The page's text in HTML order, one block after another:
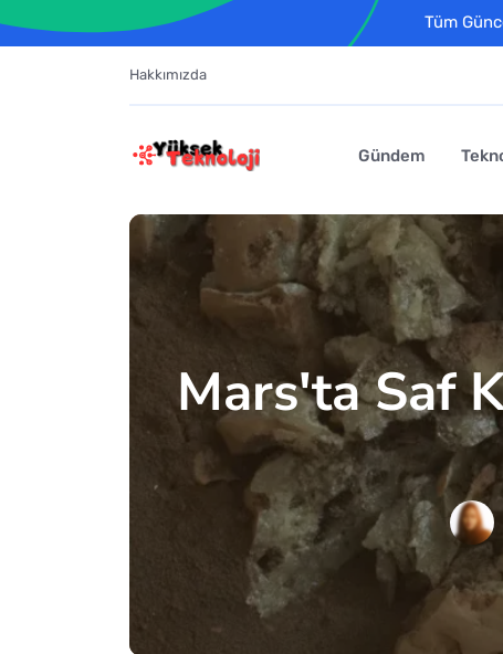
Tüm
Hakkımızda
Gündem
Mars'ta Saf